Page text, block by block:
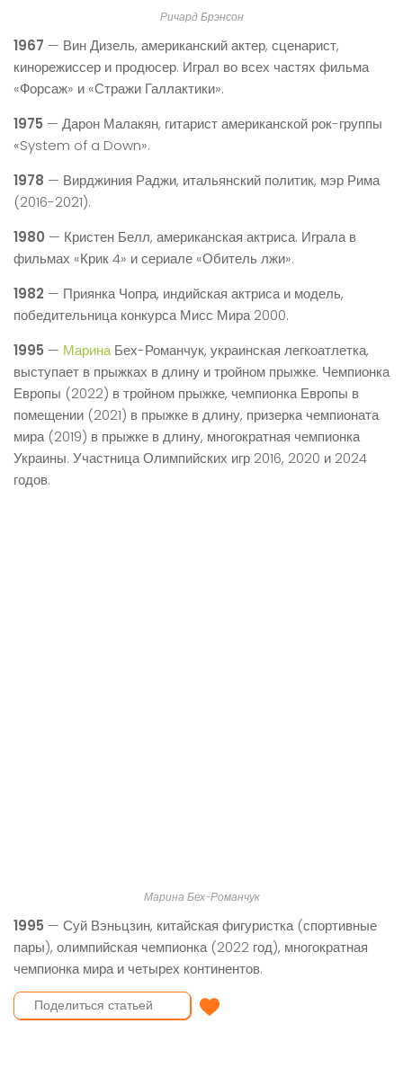
Ричард Брэнсон
1967 — Вин Дизель, американский актер, сценарист,
кинорежиссер и продюсер. Играл во всех частях фильма
«Форсаж» и «Стражи Галлактики».
1975 — Дарон Малакян, гитарист американской рок-группы
«System of a Down».
1978 — Вирджиния Раджи, итальянский политик, мэр Рима
(2016-2021).
1980 — Кристен Белл, американская актриса. Играла в
фильмах «Крик 4» и сериале «Обитель лжи».
1982 — Приянка Чопра, индийская актриса и модель,
победительница конкурса Мисс Мира 2000.
1995 — МаринаБех-Романчук, украинская легкоатлетка,
выступает в прыжках в длину и тройном прыжке. Чемпионка
Европы (2022) в тройном прыжке, чемпионка Европы в
помещении (2021) в прыжке в длину, призерка чемпионата
мира (2019) в прыжке в длину, многократная чемпионка
Украины. Участница Олимпийских игр 2016, 2020 и 2024
годов.
Марина Бех-Романчук
1995 — Суй Вэньцзин, китайская фигуристка (спортивные
пары), олимпийская чемпионка (2022 год), многократная
чемпионка мира и четырех континентов.
Отправить поздравление